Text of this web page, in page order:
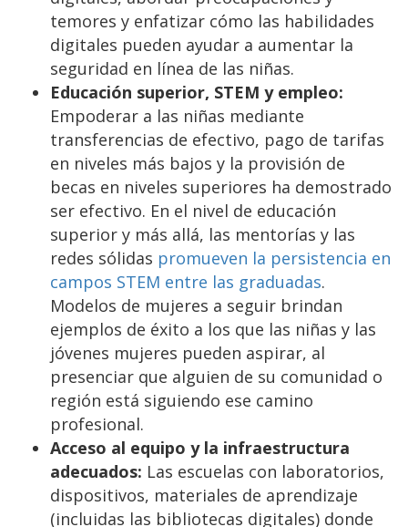
temores y enfatizar cómo las habilidades
digitales pueden ayudar a aumentar la
seguridad en línea de las niñas.
Educación superior, STEM y empleo:
Empoderar a las niñas mediante
transferencias de efectivo, pago de tarifas
en niveles más bajos y la provisión de
becas en niveles superiores ha demostrado
ser efectivo. En el nivel de educación
superior y más allá, las mentorías y las
redes sólidas promueven la persistencia en
campos STEM entre las graduadas.
Modelos de mujeres a seguir brindan
ejemplos de éxito a los que las niñas y las
jóvenes mujeres pueden aspirar, al
presenciar que alguien de su comunidad o
región está siguiendo ese camino
profesional.
Acceso al equipo y la infraestructura
adecuados: Las escuelas con laboratorios,
dispositivos, materiales de aprendizaje
(incluidas las bibliotecas digitales) donde